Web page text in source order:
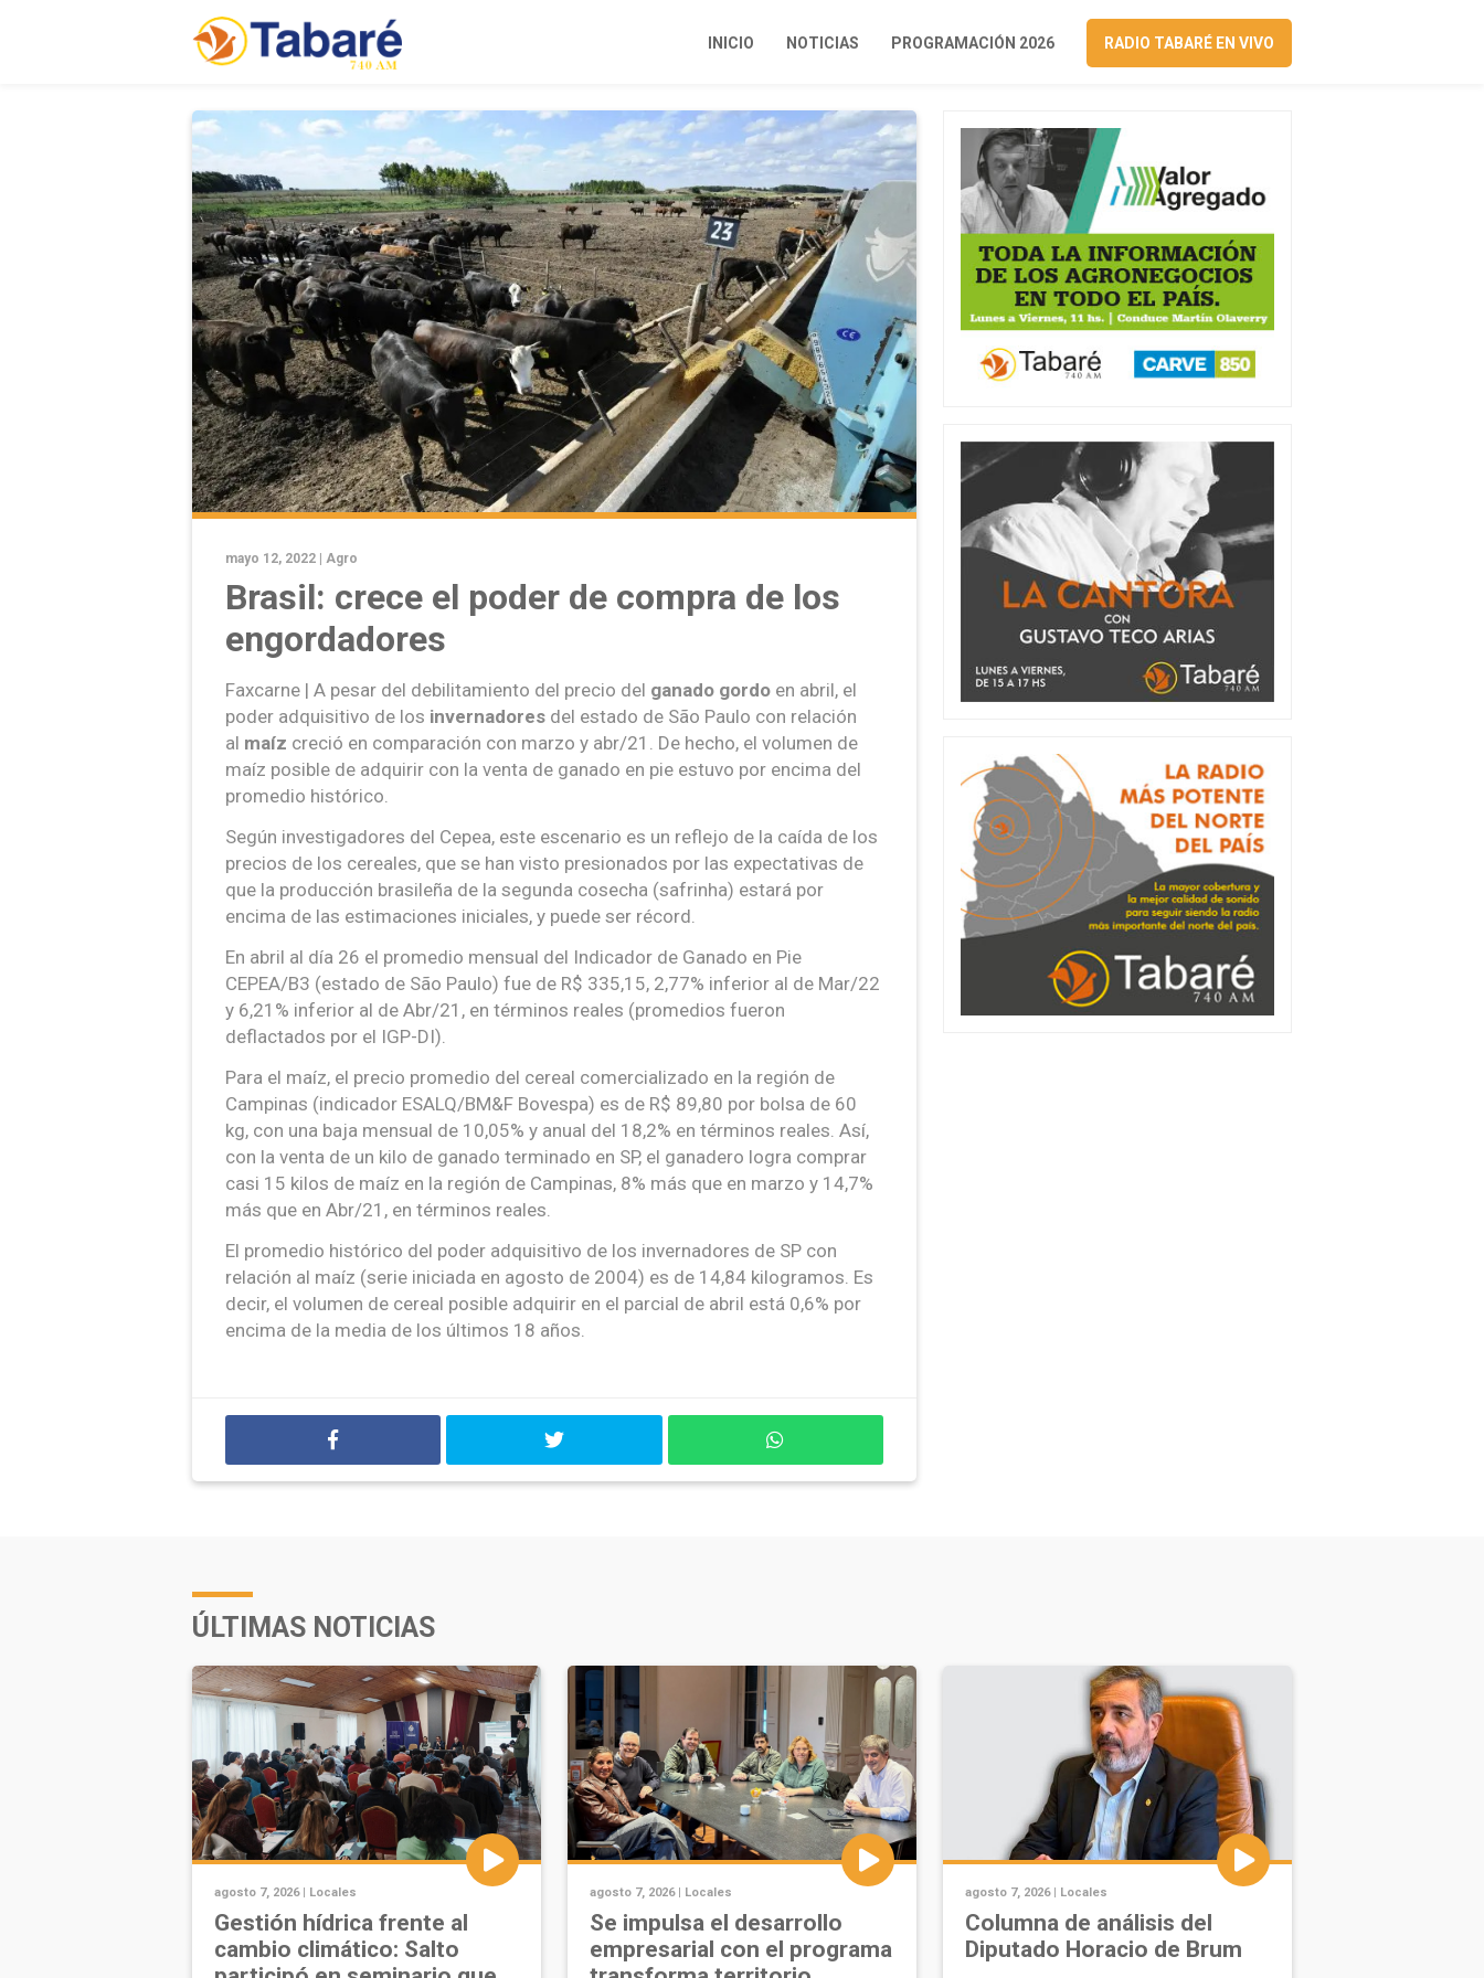
INICIO NOTICIAS PROGRAMACIÓN 2026 RADIO TABARÉ EN VIVO
mayo 12, 2022 | Agro
Brasil: crece el poder de compra de los
engordadores
Faxcarne | A pesar del debilitamiento del precio del ganado gordo en abril, el
poder adquisitivo de los invernadores del estado de São Paulo con relación
al maíz creció en comparación con marzo y abr/21. De hecho, el volumen de
maíz posible de adquirir con la venta de ganado en pie estuvo por encima del
promedio histórico.
Según investigadores del Cepea, este escenario es un reflejo de la caída de los
precios de los cereales, que se han visto presionados por las expectativas de
que la producción brasileña de la segunda cosecha (safrinha) estará por
encima de las estimaciones iniciales, y puede ser récord.
En abril al día 26 el promedio mensual del Indicador de Ganado en Pie
CEPEA/B3 (estado de São Paulo) fue de R$ 335,15, 2,77% inferior al de Mar/22
y 6,21% inferior al de Abr/21, en términos reales (promedios fueron
deflactados por el IGP-DI).
Para el maíz, el precio promedio del cereal comercializado en la región de
Campinas (indicador ESALQ/BM&F Bovespa) es de R$ 89,80 por bolsa de 60
kg, con una baja mensual de 10,05% y anual del 18,2% en términos reales. Así,
con la venta de un kilo de ganado terminado en SP, el ganadero logra comprar
casi 15 kilos de maíz en la región de Campinas, 8% más que en marzo y 14,7%
más que en Abr/21, en términos reales.
El promedio histórico del poder adquisitivo de los invernadores de SP con
relación al maíz (serie iniciada en agosto de 2004) es de 14,84 kilogramos. Es
decir, el volumen de cereal posible adquirir en el parcial de abril está 0,6% por
encima de la media de los últimos 18 años.
ÚLTIMAS NOTICIAS
agosto 7, 2026 | Locales
Gestión hídrica frente al
cambio climático: Salto
agosto 7, 2026 | Locales
Se impulsa el desarrollo
empresarial con el programa
agosto 7, 2026 | Locales
Columna de análisis del
Diputado Horacio de Brum